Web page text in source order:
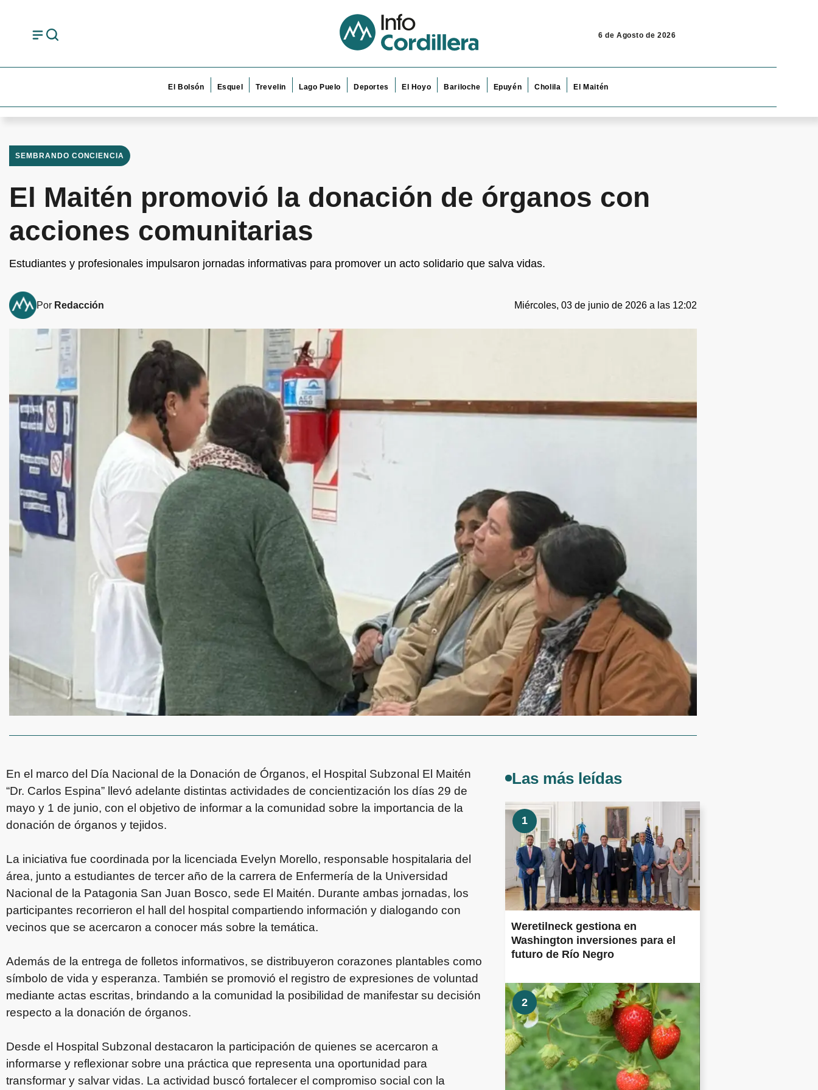
6 de Agosto de 2026
El Bolsón Esquel Trevelin Lago Puelo Deportes El Hoyo Bariloche Epuyén Cholila El Maitén
SEMBRANDO CONCIENCIA
El Maitén promovió la donación de órganos con
acciones comunitarias
Estudiantes y profesionales impulsaron jornadas informativas para promover un acto solidario que salva vidas.
Por Redacción Miércoles, 03 de junio de 2026 a las 12:02
En el marco del Día Nacional de la Donación de Órganos, el Hospital Subzonal El Maitén
“Dr. Carlos Espina” llevó adelante distintas actividades de concientización los días 29 de
mayo y 1 de junio, con el objetivo de informar a la comunidad sobre la importancia de la
donación de órganos y tejidos.
La iniciativa fue coordinada por la licenciada Evelyn Morello, responsable hospitalaria del
área, junto a estudiantes de tercer año de la carrera de Enfermería de la Universidad
Nacional de la Patagonia San Juan Bosco, sede El Maitén. Durante ambas jornadas, los
participantes recorrieron el hall del hospital compartiendo información y dialogando con
vecinos que se acercaron a conocer más sobre la temática.
Además de la entrega de folletos informativos, se distribuyeron corazones plantables como
símbolo de vida y esperanza. También se promovió el registro de expresiones de voluntad
mediante actas escritas, brindando a la comunidad la posibilidad de manifestar su decisión
respecto a la donación de órganos.
Desde el Hospital Subzonal destacaron la participación de quienes se acercaron a
informarse y reflexionar sobre una práctica que representa una oportunidad para
transformar y salvar vidas. La actividad buscó fortalecer el compromiso social con la
Las más leídas
1
Weretilneck gestiona en
Washington inversiones para el
futuro de Río Negro
2